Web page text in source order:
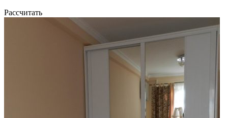
Рассчитать